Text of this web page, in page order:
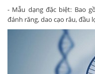
- Mẫu dạng đặc biệt: Bao
đánh răng, dao cạo râu, đầu